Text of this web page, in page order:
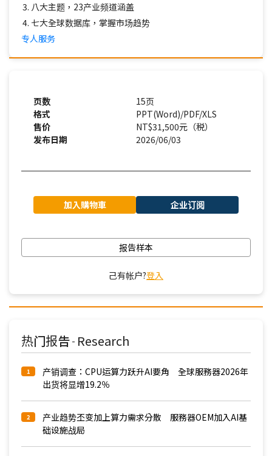
八大主题，23产业频道涵盖
七大全球数据库，掌握市场趋势
专人服务
页数
15页
格式
PPT(Word)/PDF/XLS
售价
NT$31,500元（税）
发布日期
2026/06/03
加入購物車 企业订阅
报告样本
己有帐户?登入
热门报告 - Research
1
产销调查：CPU运算力跃升AI要角 全球服務器2026年
出货将显增19.2％
2
产业趋势丕变加上算力需求分散 服務器OEM加入AI基
础设施战局